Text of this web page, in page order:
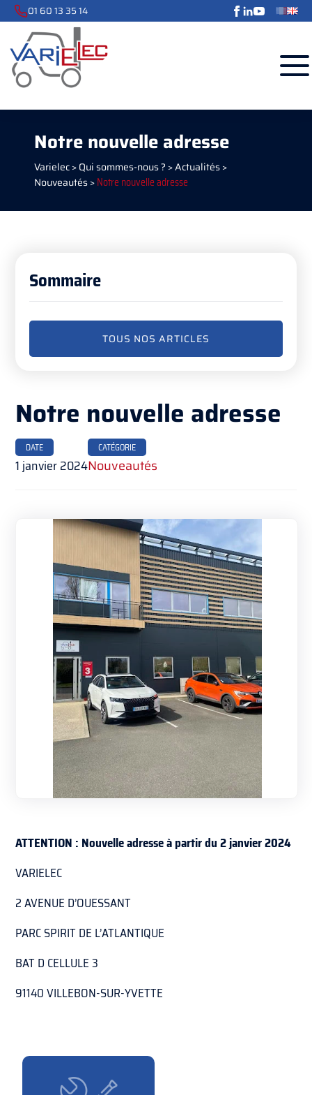
01 60 13 35 14
Notre nouvelle adresse
Varielec>Qui sommes-nous ? >Actualités>
Nouveautés>Notre nouvelle adresse
Sommaire
TOUS NOS ARTICLES
Notre nouvelle adresse
DATE
1 janvier 2024
CATÉGORIE
Nouveautés
ATTENTION : Nouvelle adresse à partir du 2 janvier 2024
VARIELEC
2 AVENUE D’OUESSANT
PARC SPIRIT DE L’ATLANTIQUE
BAT D CELLULE 3
91140 VILLEBON-SUR-YVETTE